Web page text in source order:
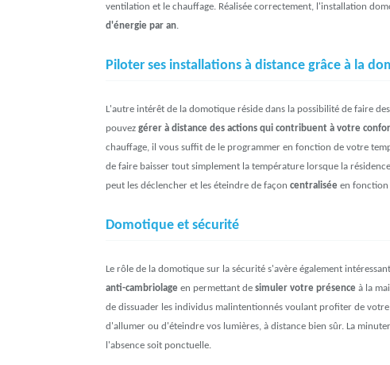
ventilation et le chauffage. Réalisée correctement, l'installation
d'énergie par an.
Piloter ses installations à distance grâce à la
L'autre intérêt de la domotique réside dans la possibilité de faire
pouvez gérer à distance des actions qui contribuent à votre
chauffage, il vous suffit de le programmer en fonction de votre
de faire baisser tout simplement la température lorsque la
peut les déclencher et les éteindre de façon centralisée en fonction
Domotique et sécurité
Le rôle de la domotique sur la sécurité s'avère également
anti-cambriolage en permettant de simuler votre présence à la
de dissuader les individus malintentionnés voulant profiter de
d'allumer ou d'éteindre vos lumières, à distance bien sûr. La
l'absence soit ponctuelle.